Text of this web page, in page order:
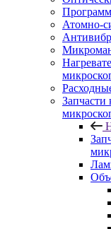
Атомно-
Запчасти